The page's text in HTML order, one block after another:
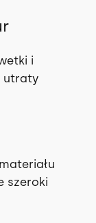
i
utraty
szeroki